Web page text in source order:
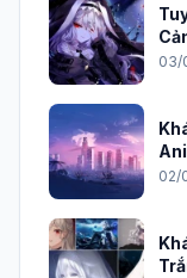
03/
02/